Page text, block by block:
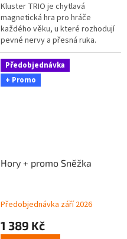
Kluster TRIO je chytlavá
magnetická hra pro hráče
každého věku, u které rozhodují
pevné nervy a přesná ruka.
Pravidla pochopíte během
minuty: všichni hráči dostanou
stejný...
Předobjednávka
+ Promo
Hory + promo Sněžka
Předobjednávka září 2026
1 389 Kč